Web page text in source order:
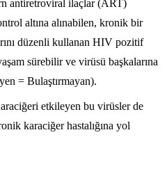
antiretroviral ilaçlar (ART)
altına alınabilen, kronik bir
düzenli kullanan HIV pozitif
sürebilir ve virüsü başkalarına
= Bulaştırmayan).
etkileyen bu virüsler de
karaciğer hastalığına yol